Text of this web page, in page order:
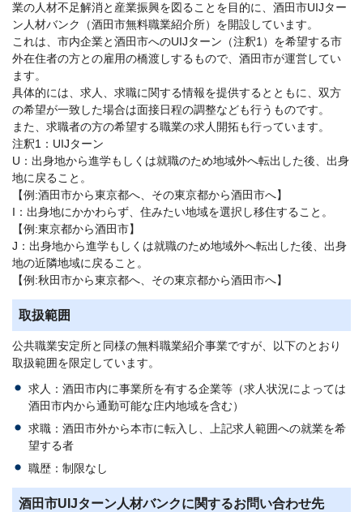
業の人材不足解消と産業振興を図ることを目的に、酒田市UIJター
ン人材バンク（酒田市無料職業紹介所）を開設しています。
これは、市内企業と酒田市へのUIJターン（注釈1）を希望する市
外在住者の方との雇用の橋渡しするもので、酒田市が運営してい
ます。
具体的には、求人、求職に関する情報を提供するとともに、双方
の希望が一致した場合は面接日程の調整なども行うものです。
また、求職者の方の希望する職業の求人開拓も行っています。
注釈1：UIJターン
U：出身地から進学もしくは就職のため地域外へ転出した後、出身
地に戻ること。
【例:酒田市から東京都へ、その東京都から酒田市へ】
I：出身地にかかわらず、住みたい地域を選択し移住すること。
【例:東京都から酒田市】
J：出身地から進学もしくは就職のため地域外へ転出した後、出身
地の近隣地域に戻ること。
【例:秋田市から東京都へ、その東京都から酒田市へ】
取扱範囲
公共職業安定所と同様の無料職業紹介事業ですが、以下のとおり
取扱範囲を限定しています。
求人：酒田市内に事業所を有する企業等（求人状況によっては
酒田市内から通勤可能な庄内地域を含む）
求職：酒田市外から本市に転入し、上記求人範囲への就業を希
望する者
職歴：制限なし
酒田市UIJターン人材バンクに関するお問い合わせ先